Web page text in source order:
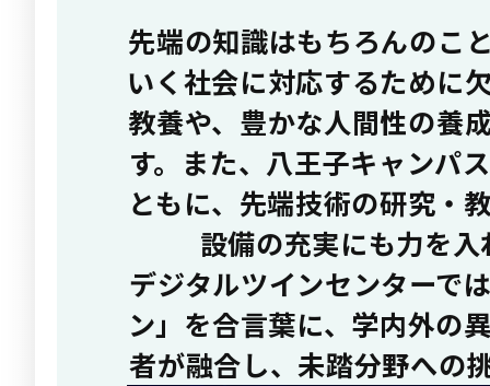
先端の知識はもちろんのこ
いく社会に対応するために
教養や、豊かな人間性の養
す。また、八王子キャンパ
ともに、先端技術の研究・
設備の充実にも力を入
デジタルツインセンターで
ン」を合言葉に、学内外の
者が融合し、未踏分野への